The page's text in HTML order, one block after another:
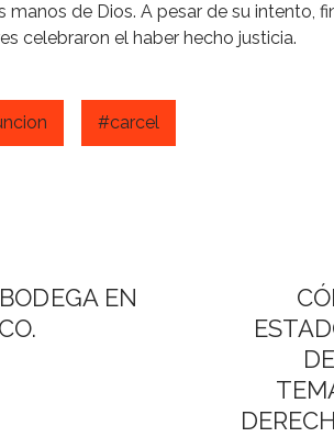
manos de Dios. A pesar de su intento,
celebraron el haber hecho justicia.
#carcel
EN